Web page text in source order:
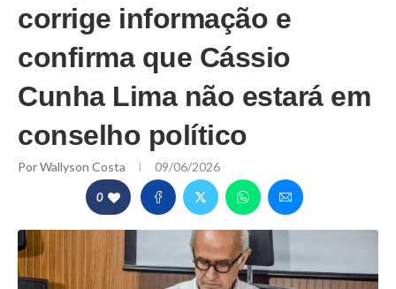
corrige informação e
confirma que Cássio
Cunha Lima não estará em
conselho político
PorWallyson Costa 09/06/2026
0